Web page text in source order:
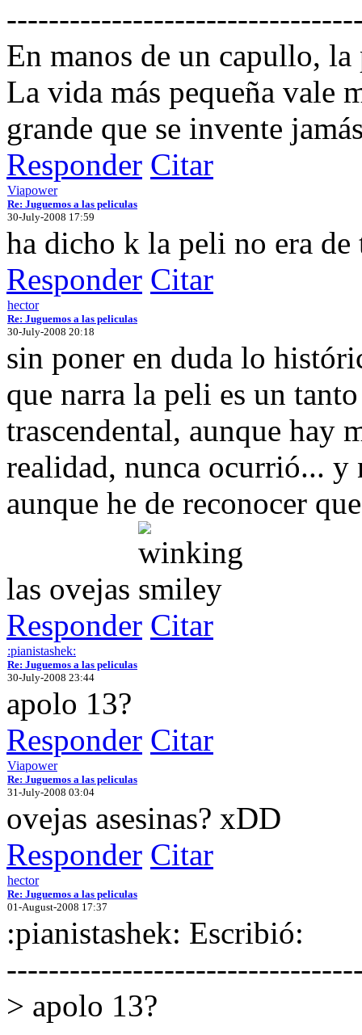
En manos de un capullo,
La vida más pequeña vale
grande que se invente
Responder Citar
Viapower
Re: Juguemos a las peliculas
30-July-2008 17:59
ha dicho k la peli no era
Responder Citar
hector
Re: Juguemos a las peliculas
30-July-2008 20:18
sin poner en duda lo
que narra la peli es un
trascendental, aunque hay
realidad, nunca ocurrió... y
aunque he de reconocer
las ovejas
Responder Citar
:pianistashek:
Re: Juguemos a las peliculas
30-July-2008 23:44
apolo 13?
Responder Citar
Viapower
Re: Juguemos a las peliculas
31-July-2008 03:04
ovejas asesinas? xDD
Responder Citar
hector
Re: Juguemos a las peliculas
01-August-2008 17:37
:pianistashek: Escribió:
> apolo 13?